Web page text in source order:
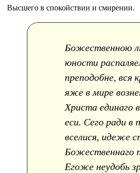
Высшего в спокойствии и смирении.
Божественною
юности
преподобне, вся
яже в мире
Христа единаго
еси. Сего ради в
вселися, идеже
Божественнаго
Егоже неудобь